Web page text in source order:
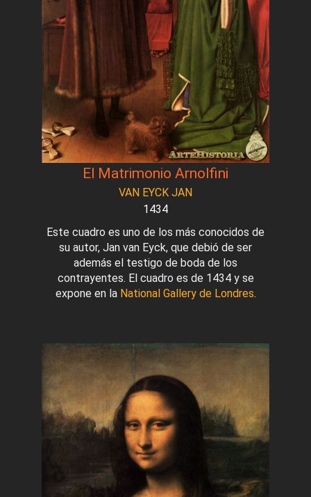
El Matrimonio Arnolfini
VAN EYCK JAN
1434
Este cuadro es uno de los más conocidos de
su autor, Jan van Eyck, que debió de ser
además el testigo de boda de los
contrayentes. El cuadro es de 1434 y se
expone en la National Gallery de Londres.